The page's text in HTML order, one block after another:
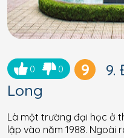
0 0 9
9.
Long
Là một trường đại học ở
lập vào năm 1988. Ngoài